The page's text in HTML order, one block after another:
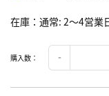
在庫 通常: 2～4営業
購入数：